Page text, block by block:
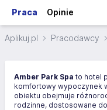
Praca Opinie
Aplikuj.pl Pracodawcy
Amber Park Spa to hotel
komfortowy wypoczynek
obiektu obejmuje
rodzinne, dostosowane